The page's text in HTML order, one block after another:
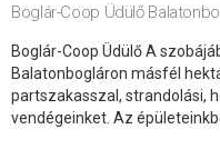
Boglár-Coop Üdülő
Boglár-Coop Üdülő A
Balatonbogláron másfél
partszakasszal, strandolási,
vendégeinket. Az